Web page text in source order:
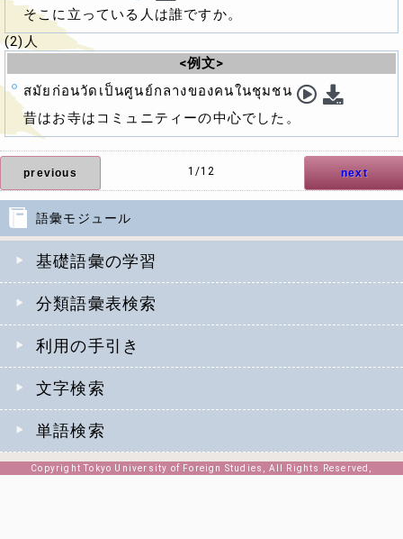
語彙モジュール
基礎語彙の学習
分類語彙表検索
利用の手引き
文字検索
単語検索
そこに立っている人は誰ですか。
(2)人
<例文>
สมัยก่อนวัดเป็นศูนย์กลางของคนในชุมชน
昔はお寺はコミュニティーの中心でした。
previous next
1/12
Copyright Tokyo University of Foreign Studies, All Rights Reserved,